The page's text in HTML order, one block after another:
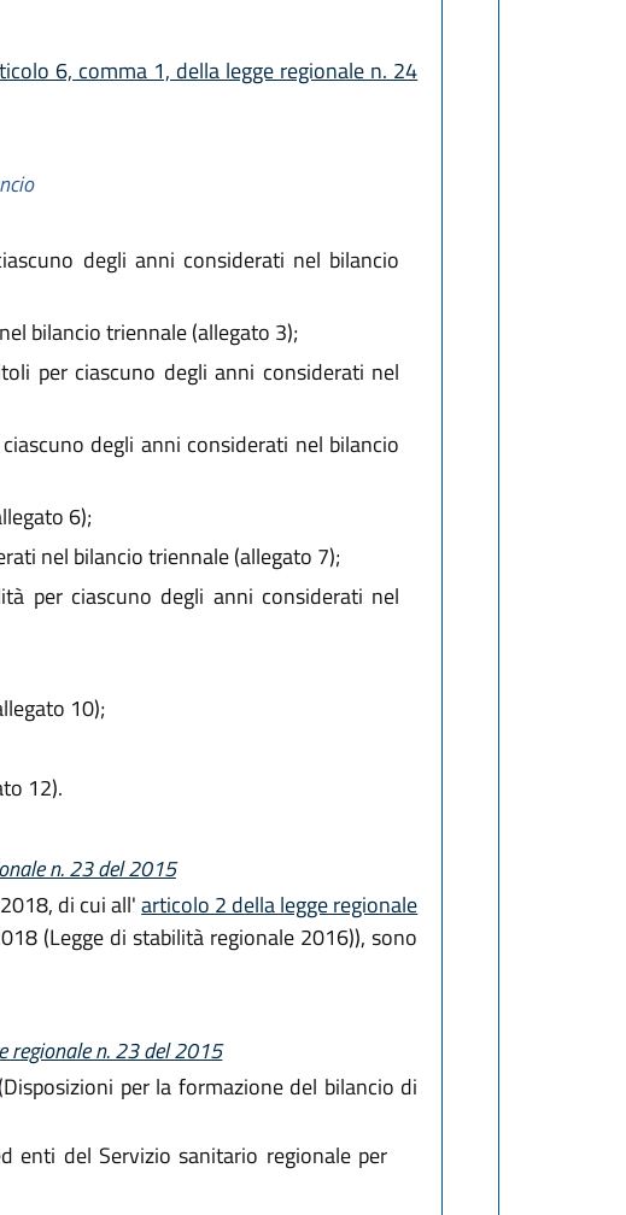
6, comma 1, della legge regionale n. 24
degli anni considerati nel bilancio
bilancio triennale (allegato 3);
per ciascuno degli anni considerati nel
degli anni considerati nel bilancio
6);
nel bilancio triennale (allegato 7);
per ciascuno degli anni considerati nel
10);
12).
n. 23 del 2015
di cui all'articolo 2 della legge regionale
(Legge di stabilità regionale 2016)), sono
regionale n. 23 del 2015
(Disposizioni per la formazione del bilancio di
enti del Servizio sanitario regionale per